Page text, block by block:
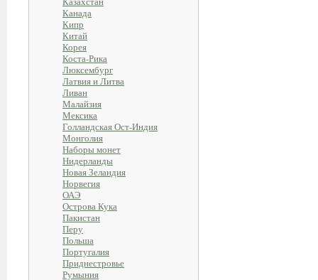
Канада
Кипр
Китай
Корея
Коста-Рика
Люксембург
Латвия и Литва
Ливан
Малайзия
Мексика
Голландская Ост-Индия
Монголия
Наборы монет
Нидерланды
Новая Зеландия
Норвегия
ОАЭ
Острова Кука
Пакистан
Перу
Польша
Португалия
Приднестровье
Румыния